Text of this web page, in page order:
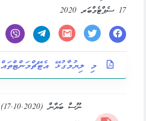
17 ސެޕްޓެމްބަރ 2020
މި ލިޔުމާގުޅޭ އެޓޭޗްމަންޓްތައް
ނޫސް ބަޔާން (17.10.2020)